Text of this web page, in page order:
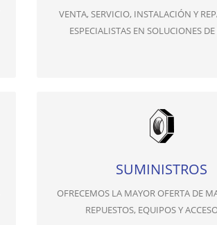
VENTA, SERVICIO, INSTALACIÓN Y
ESPECIALISTAS EN SOLUCIONES
SUMINISTROS
OFRECEMOS LA MAYOR OFERTA DE
REPUESTOS, EQUIPOS Y